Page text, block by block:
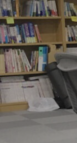
教務システム開発